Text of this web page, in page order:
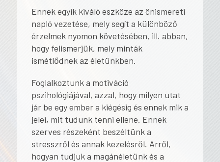
Ennek egyik kiváló eszköze az önismereti
napló vezetése, mely segít a különböző
érzelmek nyomon követésében, ill. abban,
hogy felismerjük, mely minták
ismétlődnek az életünkben.
Foglalkoztunk a motiváció
pszihológiájával, azzal, hogy milyen utat
jár be egy ember a kiégésig és ennek mik a
jelei, mit tudunk tenni ellene. Ennek
szerves részeként beszéltünk a
stresszről és annak kezelésről. Arről,
hogyan tudjuk a magánéletünk és a